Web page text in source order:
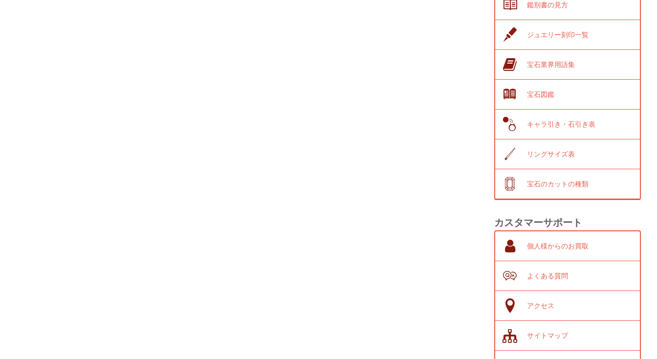
鑑別書の見方
ジュエリー刻印一覧
宝石業界用語集
宝石図鑑
キャラ引き・石引き表
リングサイズ表
宝石のカットの種類
カスタマーサポート
個人様からのお買取
よくある質問
アクセス
サイトマップ